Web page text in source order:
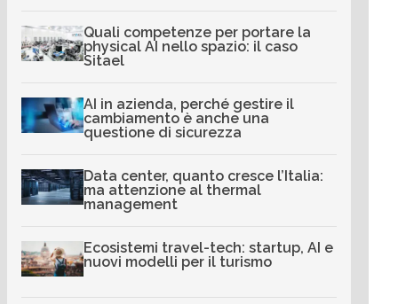
Quali competenze per portare la
physical AI nello spazio: il caso
Sitael
AI in azienda, perché gestire il
cambiamento è anche una
questione di sicurezza
Data center, quanto cresce l’Italia:
ma attenzione al thermal
management
Ecosistemi travel-tech: startup, AI e
nuovi modelli per il turismo